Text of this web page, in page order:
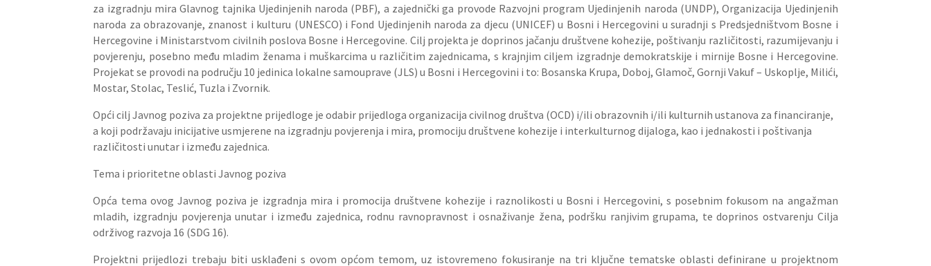
za izgradnju mira Glavnog tajnika Ujedinjenih naroda (PBF), a zajednički ga provode Razvojni program Ujedinjenih naroda (UNDP), Organizacija Ujedinjenih
naroda za obrazovanje, znanost i kulturu (UNESCO) i Fond Ujedinjenih naroda za djecu (UNICEF) u Bosni i Hercegovini u suradnji s Predsjedništvom Bosne i
Hercegovine i Ministarstvom civilnih poslova Bosne i Hercegovine. Cilj projekta je doprinos jačanju društvene kohezije, poštivanju različitosti, razumijevanju i
povjerenju, posebno među mladim ženama i muškarcima u različitim zajednicama, s krajnjim ciljem izgradnje demokratskije i mirnije Bosne i Hercegovine.
Projekat se provodi na području 10 jedinica lokalne samouprave (JLS) u Bosni i Hercegovini i to: Bosanska Krupa, Doboj, Glamoč, Gornji Vakuf – Uskoplje, Milići,
Mostar, Stolac, Teslić, Tuzla i Zvornik.
Opći cilj Javnog poziva za projektne prijedloge je odabir prijedloga organizacija civilnog društva (OCD) i/ili obrazovnih i/ili kulturnih ustanova za financiranje,
a koji podržavaju inicijative usmjerene na izgradnju povjerenja i mira, promociju društvene kohezije i interkulturnog dijaloga, kao i jednakosti i poštivanja
različitosti unutar i između zajednica.
Tema i prioritetne oblasti Javnog poziva
Opća tema ovog Javnog poziva je izgradnja mira i promocija društvene kohezije i raznolikosti u Bosni i Hercegovini, s posebnim fokusom na ang­ažman
mladih, izgradnju povjerenja unutar i između zajednica, rodnu ravnopravnost i osnaživanje žena, podršku ranjivim grupama, te doprinos ostvarenju Cilja
održivog razvoja 16 (SDG 16).
Projektni prijedlozi trebaju biti usklađeni s ovom općom temom, uz istovremeno fokusiranje na tri ključne tematske oblasti definirane u projektnom